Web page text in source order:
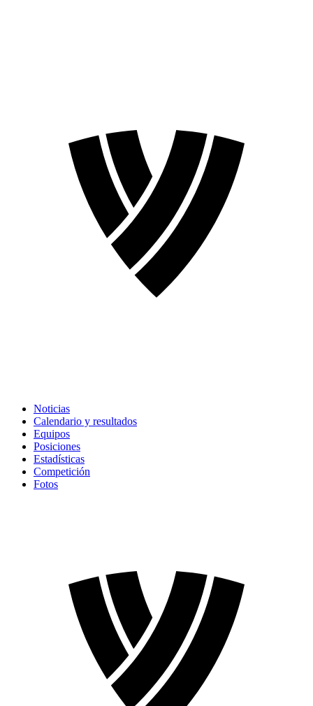
Noticias
Calendario y resultados
Equipos
Posiciones
Estadísticas
Competición
Fotos